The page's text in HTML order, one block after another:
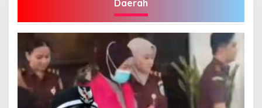
Daerah